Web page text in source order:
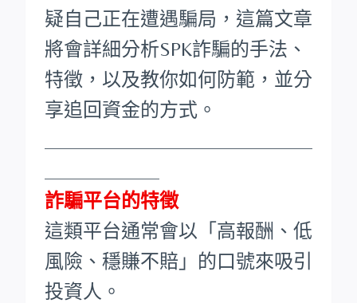
疑自己正在遭遇騙局，這篇文章
將會詳細分析SPK詐騙的手法、
特徵，以及教你如何防範，並分
享追回資金的方式。
詐騙平台的特徵
這類平台通常會以「高報酬、低
風險、穩賺不賠」的口號來吸引
投資人。